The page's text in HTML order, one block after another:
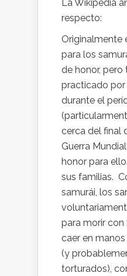
La Wikipedia
respecto:
Originalmente
para los
de honor,
practicado
durante el
cerca del final
Guerra
honor para
sus familias.
samurái, los
para morir con
caer en
(y
torturados),